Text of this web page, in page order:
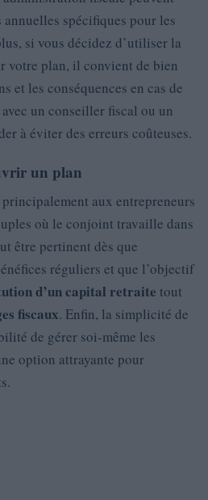
spécifiques pour les
si vous décidez d’utiliser la
votre plan, il convient de bien
et les conséquences en cas de
un conseiller fiscal ou un
à éviter des erreurs coûteuses.
un plan
principalement aux entrepreneurs
où le conjoint travaille dans
être pertinent dès que
réguliers et que l’objectif
d’un capital retraite tout
fiscaux. Enfin, la simplicité de
de gérer soi-même les
option attrayante pour